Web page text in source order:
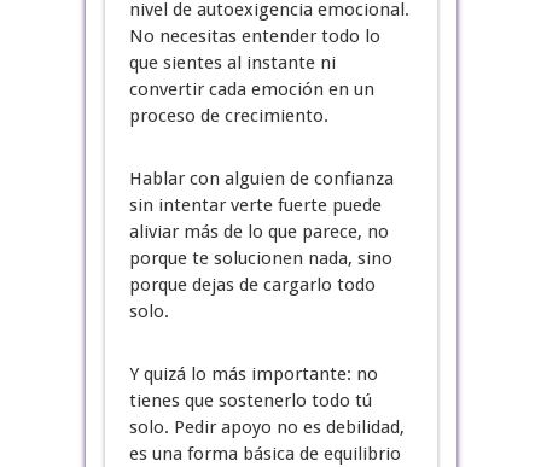
nivel de autoexigencia emocional.
No necesitas entender todo lo
que sientes al instante ni
convertir cada emoción en un
proceso de crecimiento.
Hablar con alguien de confianza
sin intentar verte fuerte puede
aliviar más de lo que parece, no
porque te solucionen nada, sino
porque dejas de cargarlo todo
solo.
Y quizá lo más importante: no
tienes que sostenerlo todo tú
solo. Pedir apoyo no es debilidad,
es una forma básica de equilibrio